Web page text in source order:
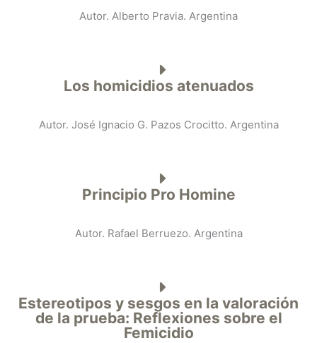
Autor. Alberto Pravia. Argentina
Los homicidios atenuados
Autor. José Ignacio G. Pazos Crocitto. Argentina
Principio Pro Homine
Autor. Rafael Berruezo. Argentina
Estereotipos y sesgos en la valoración
de la prueba: Reflexiones sobre el
Femicidio